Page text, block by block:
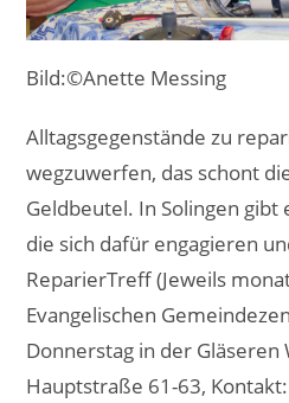
Bild:©Anette Messing
Alltagsgegenstände zu
wegzuwerfen, das schont
Geldbeutel. In Solingen gibt
die sich dafür engagieren
ReparierTreff (Jeweils
Evangelischen
Donnerstag in der
Hauptstraße 61-63,